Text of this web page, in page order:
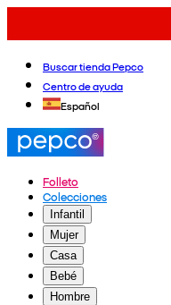
Buscar tienda Pepco
Centro de ayuda
Español
Folleto
Colecciones
Infantil
Mujer
Casa
Bebé
Hombre